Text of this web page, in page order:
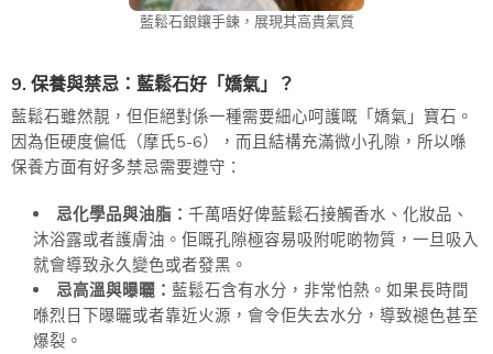
藍鬆石銀鑲手鍊，展現其高貴氣質
9. 保養與禁忌：藍鬆石好「嬌氣」？
藍鬆石雖然靚，但佢絕對係一種需要細心呵護嘅「嬌氣」寶石。
因為佢硬度偏低（摩氏5-6），而且結構充滿微小孔隙，所以喺
保養方面有好多禁忌需要遵守：
忌化學品與油脂： 千萬唔好俾藍鬆石接觸香水、化妝品、
沐浴露或者護膚油。佢嘅孔隙極容易吸附呢啲物質，一旦吸入
就會導致永久變色或者發黑。
忌高溫與曝曬： 藍鬆石含有水分，非常怕熱。如果長時間
喺烈日下曝曬或者靠近火源，會令佢失去水分，導致褪色甚至
爆裂。